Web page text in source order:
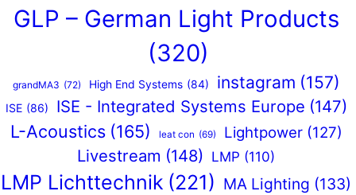
GLP – German Light Products
(320)
grandMA3 (72) High End Systems (84) instagram (157)
ISE (86) ISE - Integrated Systems Europe (147)
L-Acoustics (165) leat con (69) Lightpower (127)
Livestream (148) LMP (110)
LMP Lichttechnik (221) MA Lighting (133)